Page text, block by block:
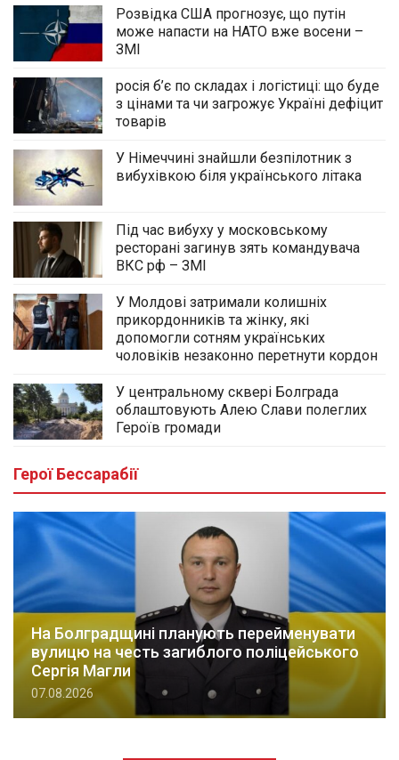
Розвідка США прогнозує, що путін
може напасти на НАТО вже восени –
ЗМІ
росія б’є по складах і логістиці: що буде
з цінами та чи загрожує Україні дефіцит
товарів
У Німеччині знайшли безпілотник з
вибухівкою біля українського літака
Під час вибуху у московському
ресторані загинув зять командувача
ВКС рф – ЗМІ
У Молдові затримали колишніх
прикордонників та жінку, які
допомогли сотням українських
чоловіків незаконно перетнути кордон
У центральному сквері Болграда
облаштовують Алею Слави полеглих
Героїв громади
Герої Бессарабії
На Болградщині планують перейменувати
вулицю на честь загиблого поліцейського
Сергія Магли
07.08.2026